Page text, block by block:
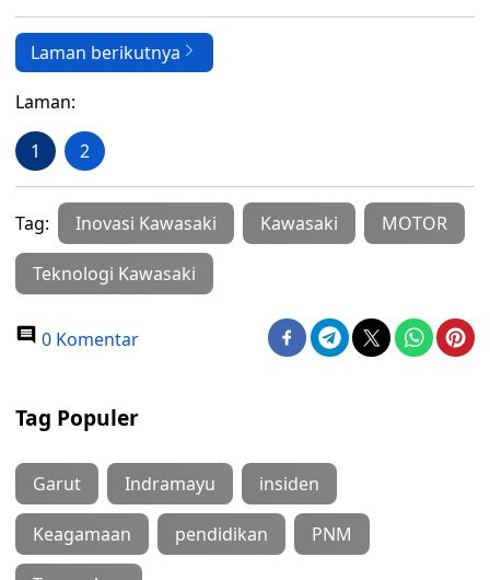
Laman berikutnya
Laman:
1 2
Tag: Inovasi Kawasaki Kawasaki MOTOR
Teknologi Kawasaki
0 Komentar
Tag Populer
Garut Indramayu insiden
Keagamaan pendidikan PNM